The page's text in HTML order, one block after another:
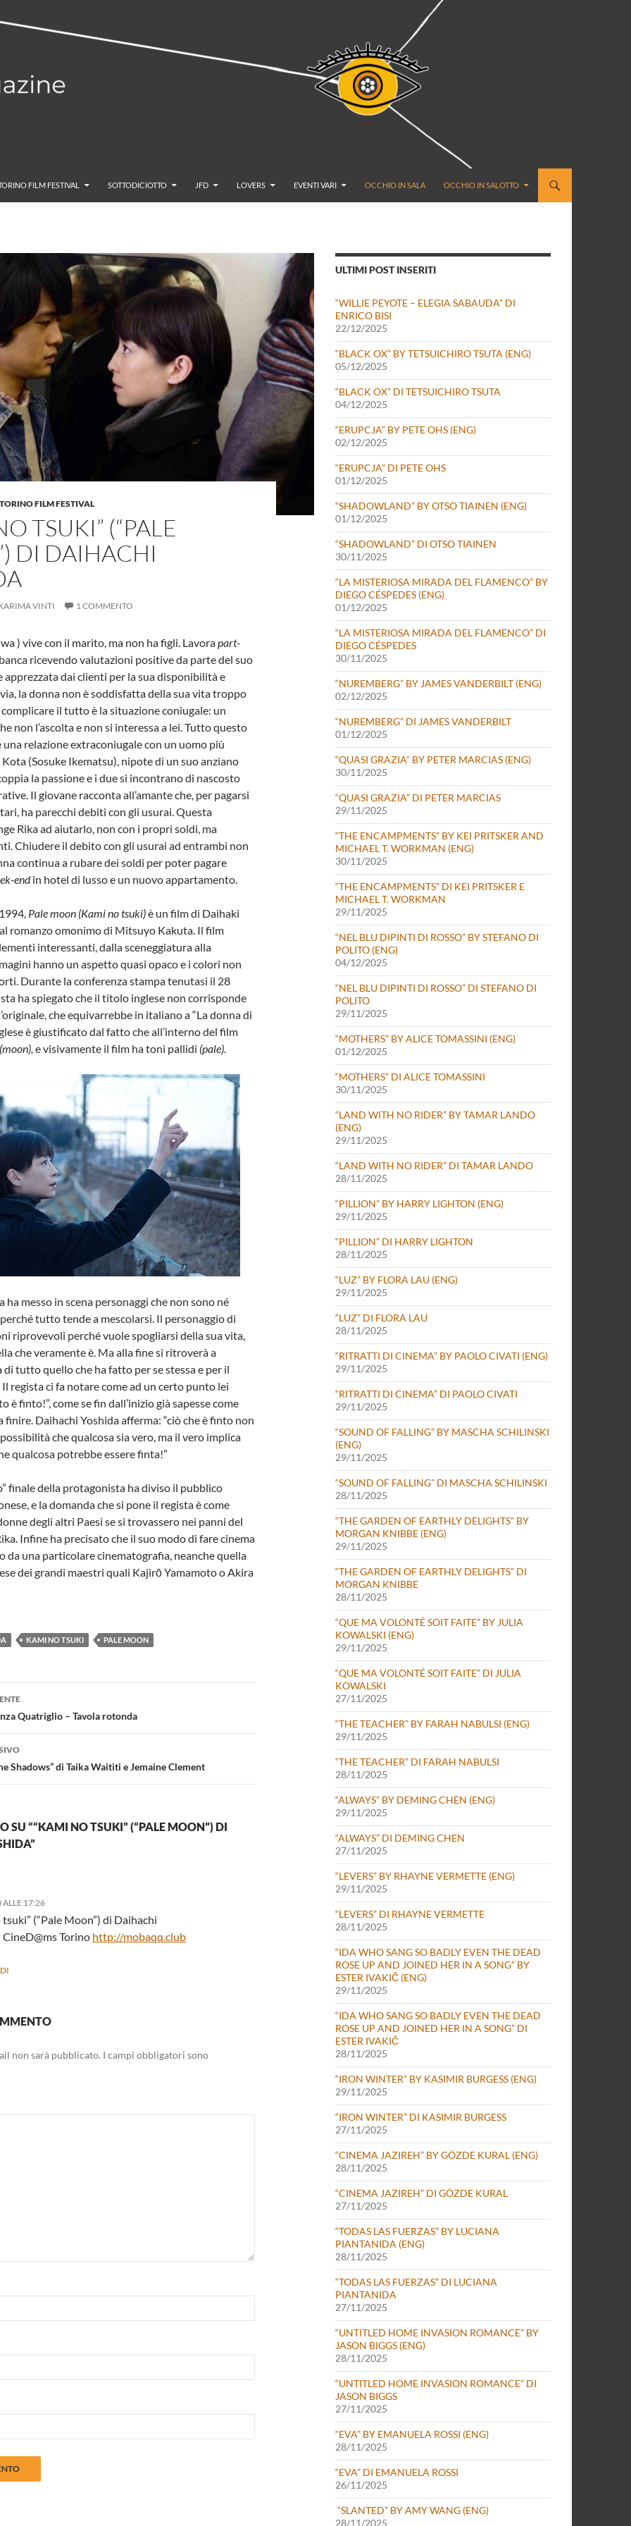
FILM FESTIVAL SOTTODICIOTTO JFD LOVERS EVENTI VARI OCCHIO IN SALA OCCHIO IN SALOTTO
TORINO FILM FESTIVAL
TSUKI” (“PALE
DI DAIHACHI
VINTI 1 COMMENTO
) vive con il marito, ma non ha figli. Lavorapart-
ricevendo valutazioni positive da parte del suo
apprezzata dai clienti per la sua disponibilità e
la donna non è soddisfatta della sua vita troppo
il tutto è la situazione coniugale: un
non l’ascolta e non si interessa a lei. Tutto questo
una relazione extraconiugale con un uomo più
(Sosuke Ikematsu), nipote di un suo anziano
la passione e i due si incontrano di nascosto
Il giovane racconta all’amante che, per pagarsi
ha parecchi debiti con gli usurai. Questa
Rika ad aiutarlo, non con i propri soldi, ma
Chiudere il debito con gli usurai ad entrambi non
continua a rubare dei soldi per poter pagare
endin hotel di lusso e un nuovo appartamento.
Pale moon (Kami no tsuki)è un film di Daihaki
romanzo omonimo di Mitsuyo Kakuta. Il film
interessanti, dalla sceneggiatura alla
hanno un aspetto quasi opaco e i colori non
Durante la conferenza stampa tenutasi il 28
ha spiegato che il titolo inglese non corrisponde
che equivarrebbe in italiano a “La donna di
è giustificato dal fatto che all’interno del film
(moon), e visivamente il film ha toni pallidi (pale).
ha messo in scena personaggi che non sono né
tutto tende a mescolarsi. Il personaggio di
riprovevoli perché vuole spogliarsi della sua vita,
che veramente è. Ma alla fine si ritroverà a
di tutto quello che ha fatto per se stessa e per il
regista ci fa notare come ad un certo punto lei
è finto!”, come se fin dall’inizio già sapesse come
finire. Daihachi Yoshida afferma: “ciò che è finto non
che qualcosa sia vero, ma il vero implica
qualcosa potrebbe essere finta!”
finale della protagonista ha diviso il pubblico
e la domanda che si pone il regista è come
degli altri Paesi se si trovassero nei panni del
Infine ha precisato che il suo modo di fare cinema
da una particolare cinematografia, neanche quella
dei grandi maestri quali Kajirō Yamamoto o Akira
KAMI NO TSUKI PALE MOON
Quatriglio – Tavola rotonda
Shadows” di Taika Waititi e Jemaine Clement
SU ““KAMI NO TSUKI” (“PALE MOON”) DI
17:26
tsuki” (“Pale Moon”) di Daihachi
Torino http://mobaqq.club
non sarà pubblicato. I campi obbligatori sono
ULTIMI POST INSERITI
“WILLIE PEYOTE – ELEGIA SABAUDA” DI
ENRICO BISI
22/12/2025
“BLACK OX” BY TETSUICHIRO TSUTA (ENG)
05/12/2025
“BLACK OX” DI TETSUICHIRO TSUTA
04/12/2025
“ERUPCJA” BY PETE OHS (ENG)
02/12/2025
“ERUPCJA” DI PETE OHS
01/12/2025
“SHADOWLAND” BY OTSO TIAINEN (ENG)
01/12/2025
“SHADOWLAND” DI OTSO TIAINEN
30/11/2025
“LA MISTERIOSA MIRADA DEL FLAMENCO” BY
DIEGO CÉSPEDES (ENG)
01/12/2025
“LA MISTERIOSA MIRADA DEL FLAMENCO” DI
DIEGO CÉSPEDES
30/11/2025
“NUREMBERG” BY JAMES VANDERBILT (ENG)
02/12/2025
“NUREMBERG” DI JAMES VANDERBILT
01/12/2025
“QUASI GRAZIA” BY PETER MARCIAS (ENG)
30/11/2025
“QUASI GRAZIA” DI PETER MARCIAS
29/11/2025
“THE ENCAMPMENTS” BY KEI PRITSKER AND
MICHAEL T. WORKMAN (ENG)
30/11/2025
“THE ENCAMPMENTS” DI KEI PRITSKER E
MICHAEL T. WORKMAN
29/11/2025
“NEL BLU DIPINTI DI ROSSO” BY STEFANO DI
POLITO (ENG)
04/12/2025
“NEL BLU DIPINTI DI ROSSO” DI STEFANO DI
POLITO
29/11/2025
“MOTHERS” BY ALICE TOMASSINI (ENG)
01/12/2025
“MOTHERS” DI ALICE TOMASSINI
30/11/2025
“LAND WITH NO RIDER” BY TAMAR LANDO
(ENG)
29/11/2025
“LAND WITH NO RIDER” DI TAMAR LANDO
28/11/2025
“PILLION” BY HARRY LIGHTON (ENG)
29/11/2025
“PILLION” DI HARRY LIGHTON
28/11/2025
“LUZ” BY FLORA LAU (ENG)
29/11/2025
“LUZ” DI FLORA LAU
28/11/2025
“RITRATTI DI CINEMA” BY PAOLO CIVATI (ENG)
29/11/2025
“RITRATTI DI CINEMA” DI PAOLO CIVATI
29/11/2025
“SOUND OF FALLING” BY MASCHA SCHILINSKI
(ENG)
29/11/2025
“SOUND OF FALLING” DI MASCHA SCHILINSKI
28/11/2025
“THE GARDEN OF EARTHLY DELIGHTS” BY
MORGAN KNIBBE (ENG)
29/11/2025
“THE GARDEN OF EARTHLY DELIGHTS” DI
MORGAN KNIBBE
28/11/2025
“QUE MA VOLONTÉ SOIT FAITE” BY JULIA
KOWALSKI (ENG)
29/11/2025
“QUE MA VOLONTÉ SOIT FAITE” DI JULIA
KOWALSKI
27/11/2025
“THE TEACHER” BY FARAH NABULSI (ENG)
29/11/2025
“THE TEACHER” DI FARAH NABULSI
28/11/2025
“ALWAYS” BY DEMING CHEN (ENG)
29/11/2025
“ALWAYS” DI DEMING CHEN
27/11/2025
“LEVERS” BY RHAYNE VERMETTE (ENG)
29/11/2025
“LEVERS” DI RHAYNE VERMETTE
28/11/2025
“IDA WHO SANG SO BADLY EVEN THE DEAD
ROSE UP AND JOINED HER IN A SONG” BY
ESTER IVAKIČ (ENG)
29/11/2025
“IDA WHO SANG SO BADLY EVEN THE DEAD
ROSE UP AND JOINED HER IN A SONG” DI
ESTER IVAKIČ
28/11/2025
“IRON WINTER” BY KASIMIR BURGESS (ENG)
29/11/2025
“IRON WINTER” DI KASIMIR BURGESS
27/11/2025
“CINEMA JAZIREH” BY GÖZDE KURAL (ENG)
28/11/2025
“CINEMA JAZIREH” DI GÖZDE KURAL
27/11/2025
“TODAS LAS FUERZAS” BY LUCIANA
PIANTANIDA (ENG)
28/11/2025
“TODAS LAS FUERZAS” DI LUCIANA
PIANTANIDA
27/11/2025
“UNTITLED HOME INVASION ROMANCE” BY
JASON BIGGS (ENG)
28/11/2025
“UNTITLED HOME INVASION ROMANCE” DI
JASON BIGGS
27/11/2025
“EVA” BY EMANUELA ROSSI (ENG)
28/11/2025
“EVA” DI EMANUELA ROSSI
26/11/2025
“SLANTED” BY AMY WANG (ENG)
28/11/2025